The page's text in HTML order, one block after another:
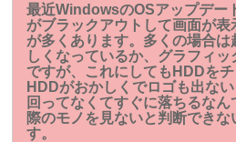
最近WindowsのOSアップデー
がブラックアウトして画面が表
が多くあります。多くの場合
しくなっているか、グラフィ
ですが、これにしてもHDDを
HDDがおかしくでロゴも出な
回ってなくてすぐに落ちるな
際のモノを見ないと判断できな
す。